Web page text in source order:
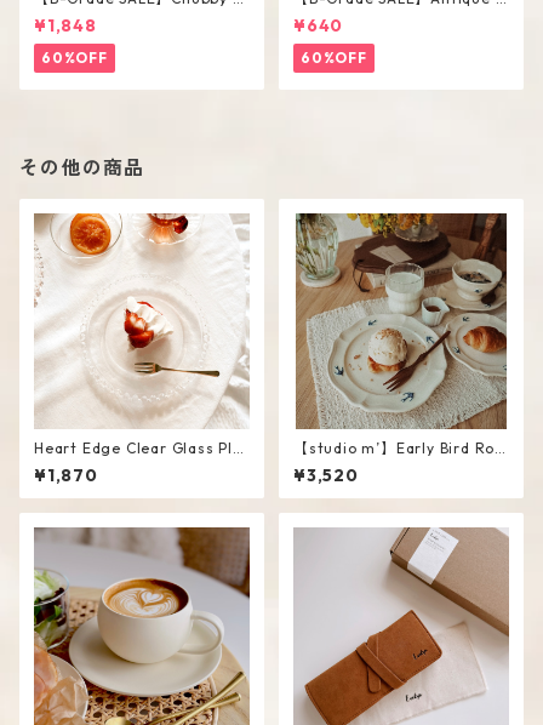
ase / M
¥1,848
60%OFF
lower Vase #C
¥640
60%OFF
その他の商品
Heart Edge Clear Glass Plat
e
¥1,870
【studio m’】Early Bird Rou
nd Plate / L
¥3,520